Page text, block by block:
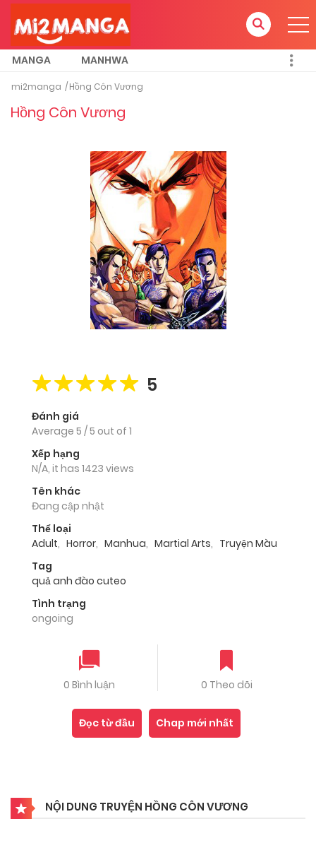
MANGA MANHWA
mi2manga Hồng Côn Vương
Hồng Côn Vương
5
Đánh giá
Average 5 /5 out of 1
Xếp hạng
N/A, it has 1423 views
Tên khác
Đang cập nhật
Thể loại
Adult, Horror, Manhua, Martial Arts, Truyện Màu
Tag
quả anh đào cuteo
Tình trạng
ongoing
0 Bình luận 0 Theo dõi
Đọc từ đầu Chap mới nhất
NỘI DUNG TRUYỆN HỒNG CÔN VƯƠNG